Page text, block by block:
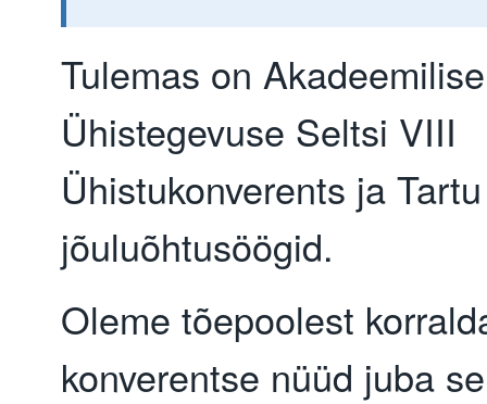
Tulemas on Akadeemilise
Ühistegevuse Seltsi VIII
Ühistukonverents ja
jõuluõhtusöögid.
Oleme tõepoolest
konverentse nüüd juba